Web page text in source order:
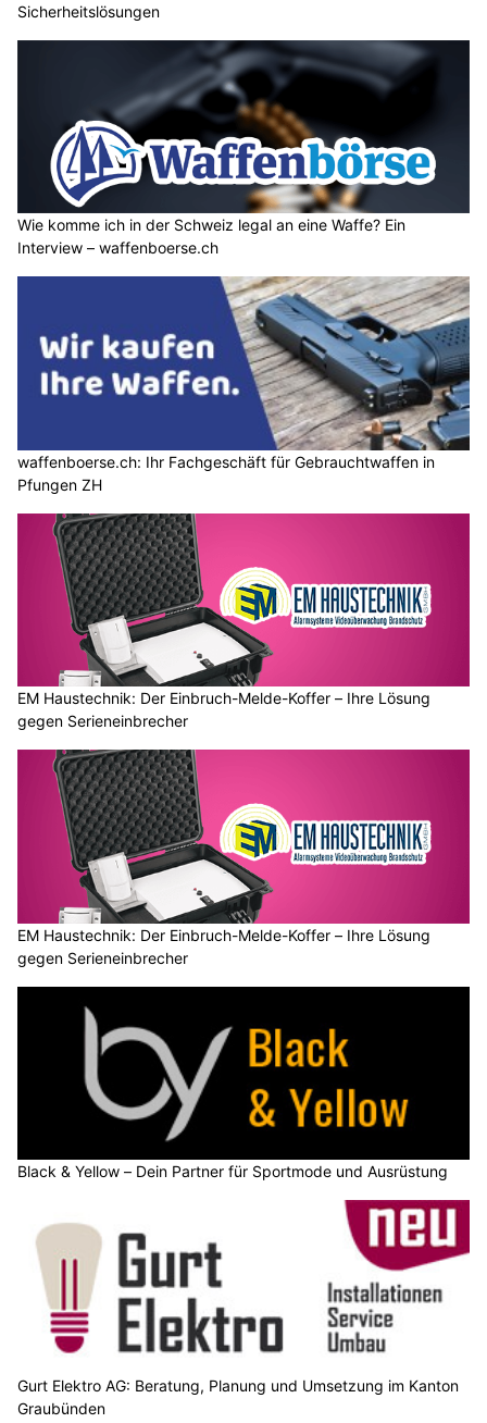
Sicherheitslösungen
Wie komme ich in der Schweiz legal an eine Waffe? Ein
Interview – waffenboerse.ch
waffenboerse.ch: Ihr Fachgeschäft für Gebrauchtwaffen in
Pfungen ZH
EM Haustechnik: Der Einbruch-Melde-Koffer – Ihre Lösung
gegen Serieneinbrecher
EM Haustechnik: Der Einbruch-Melde-Koffer – Ihre Lösung
gegen Serieneinbrecher
Black & Yellow – Dein Partner für Sportmode und Ausrüstung
Gurt Elektro AG: Beratung, Planung und Umsetzung im Kanton
Graubünden